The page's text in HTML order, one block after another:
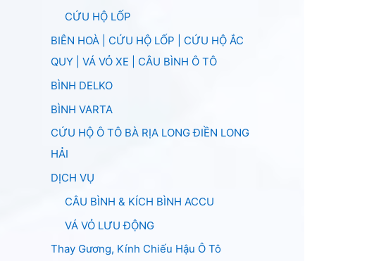
CỨU HỘ LỐP
BIÊN HOÀ | CỨU HỘ LỐP | CỨU HỘ ẮC
QUY | VÁ VỎ XE | CÂU BÌNH Ô TÔ
BÌNH DELKO
BÌNH VARTA
CỨU HỘ Ô TÔ BÀ RỊA LONG ĐIỀN LONG
HẢI
DỊCH VỤ
CÂU BÌNH & KÍCH BÌNH ACCU
VÁ VỎ LƯU ĐỘNG
Thay Gương, Kính Chiếu Hậu Ô Tô